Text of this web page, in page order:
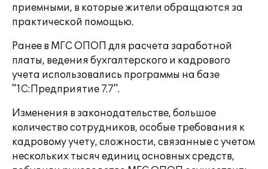
приемными, в которые жители обращаются за
практической помощью.
Ранее в МГС ОПОП для расчета заработной
платы, ведения бухгалтерского и кадрового
учета использовались программы на базе
"1С:Предприятие 7.7".
Изменения в законодательстве, большое
количество сотрудников, особые требования к
кадровому учету, сложности, связанные с учетом
нескольких тысяч единиц основных средств,